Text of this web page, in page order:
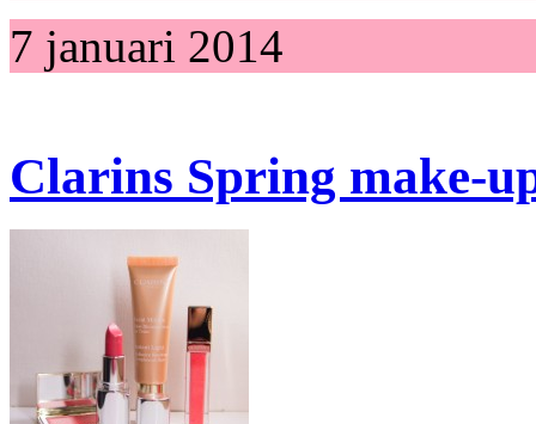
7 januari 2014
Clarins Spring make-